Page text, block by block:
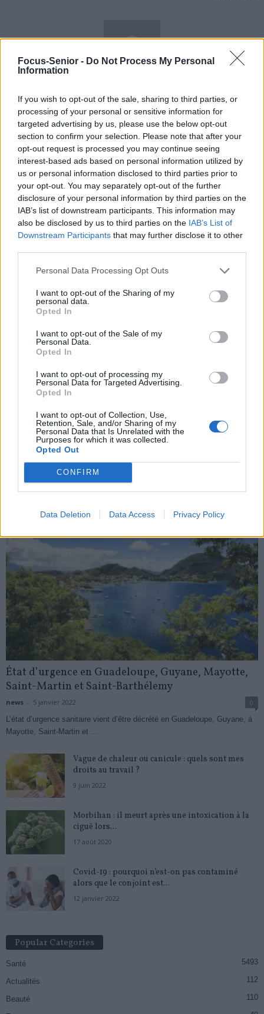
Focus-Senior - Do Not Process My Personal
Information
If you wish to opt-out of the sale, sharing to third parties, or
processing of your personal or sensitive information for
targeted advertising by us, please use the below opt-out
section to confirm your selection. Please note that after your
opt-out request is processed you may continue seeing
interest-based ads based on personal information utilized by
us or personal information disclosed to third parties prior to
your opt-out. You may separately opt-out of the further
disclosure of your personal information by third parties on the
IAB’s list of downstream participants. This information may
also be disclosed by us to third parties on the IAB’s List of
Downstream Participants that may further disclose it to other
Personal Data Processing Opt Outs
I want to opt-out of the Sharing of my
personal data.
Opted In
I want to opt-out of the Sale of my
Personal Data.
Opted In
I want to opt-out of processing my
Personal Data for Targeted Advertising.
Opted In
I want to opt-out of Collection, Use,
Retention, Sale, and/or Sharing of my
Personal Data that Is Unrelated with the
Purposes for which it was collected.
Opted Out
CONFIRM
Data Deletion Data Access Privacy Policy
RELATED ARTICLES MORE FROM AUTHOR
Santé
Sieste après 65 ans : la
clé pour préserver votre
cerveau ou le mettre en
Santé
Ménopause et
problèmes urinaires : le
secret inattendu des
sous-vêtements à
découvrir
Santé
Ménopause précoce : le
risque accru
d’hypertension à ne pas
Popular Posts
Pourquoi avons-nous les cheveux qui blanchissent ?
Comment soigner un lumbago chronique ?
12 choses à nettoyer pour ne pas tomber malade cet hiver
Ariane du Club Dorothée vient de décéder d’un cancer à 61 ans
4 septembre 2019
My Favorites
État d’urgence en Guadeloupe, Guyane, Mayotte,
Saint-Martin et Saint-Barthélemy
news - 5 janvier 2022
0
L’état d’urgence sanitaire vient d’être décrété en Guadeloupe, Guyane, à
Mayotte, Saint-Martin et ...
Vague de chaleur ou canicule : quels sont mes
droits au travail ?
9 juin 2022
Morbihan : il meurt après une intoxication à la
ciguë lors...
17 août 2020
Covid-19 : pourquoi n’est-on pas contaminé
alors que le conjoint est...
12 janvier 2022
Popular Categories
Santé 5493
Actualités 112
Beauté 110